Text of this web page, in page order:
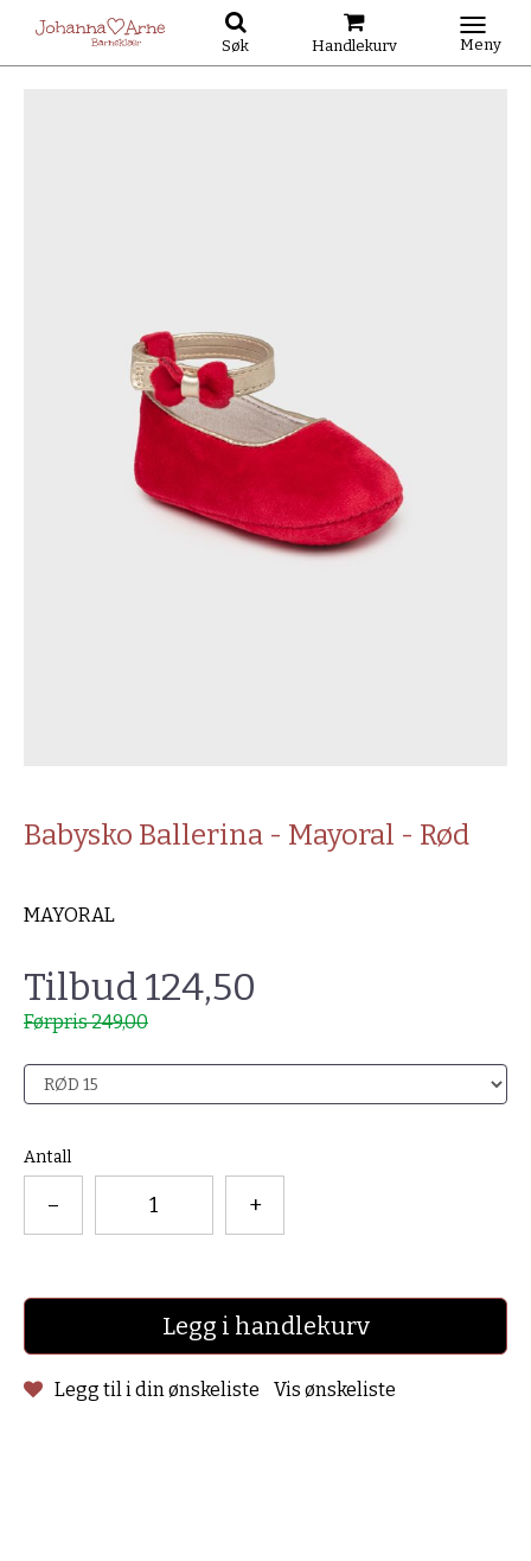
Søk Handlekurv Meny
Babysko Ballerina - Mayoral - Rød
MAYORAL
Tilbud 124,50
Førpris 249,00
Antall
– +
Legg i handlekurv
Legg til i din ønskeliste Vis ønskeliste